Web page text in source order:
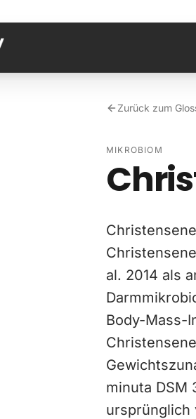
Zurück zum
MIKROBIOM
al. 2014 als
Body-Mass-
minuta DSM
ursprünglich